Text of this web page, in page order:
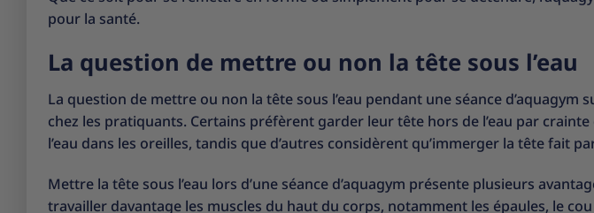
pour la santé.
La question de mettre ou non la tête sous l’eau
La question de mettre ou non la tête sous l’eau pendant une séance d’aquagym
chez les pratiquants. Certains préfèrent garder leur tête hors de l’eau par
l’eau dans les oreilles, tandis que d’autres considèrent qu’immerger la tête fait
Mettre la tête sous l’eau lors d’une séance d’aquagym présente plusieurs
travailler davantage les muscles du haut du corps, notamment les épaules, le